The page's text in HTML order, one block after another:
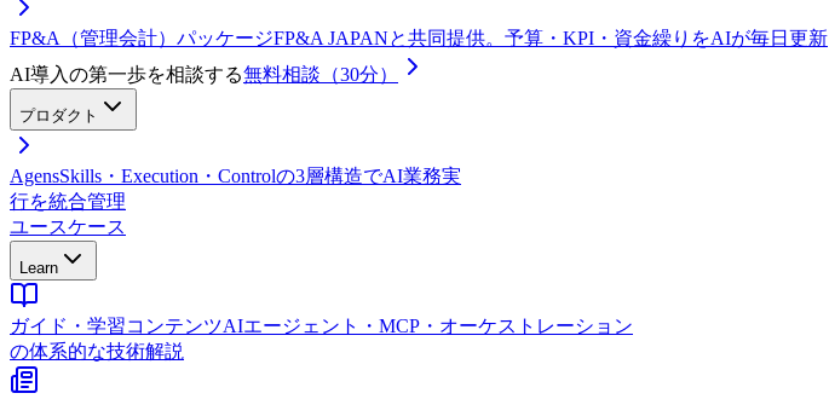
FP&A（管理会計）パッケージFP&A JAPANと共同提供。予算・KPI・資金繰りをAIが毎日更新
AI導入の第一歩を相談する無料相談（30分）
プロダクト
AgensSkills・Execution・Controlの3層構造でAI業務実
行を統合管理
ユースケース
Learn
ガイド・学習コンテンツAIエージェント・MCP・オーケストレーション
の体系的な技術解説